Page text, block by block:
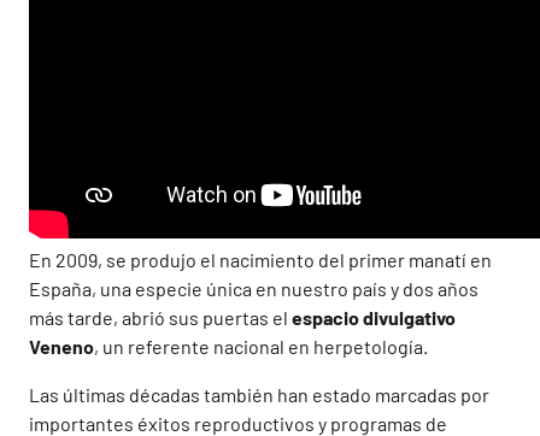
En 2009, se produjo el nacimiento del primer manatí en
España, una especie única en nuestro país y dos años
más tarde, abrió sus puertas el espacio divulgativo
Veneno, un referente nacional en herpetología.
Las últimas décadas también han estado marcadas por
importantes éxitos reproductivos y programas de